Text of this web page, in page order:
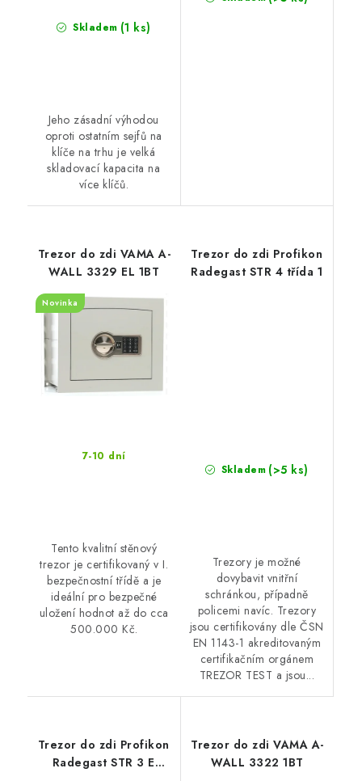
Skladem (1 ks)
Jeho zásadní výhodou
oproti ostatním sejfů na
klíče na trhu je velká
skladovací kapacita na
více klíčů.
Trezor do zdi VAMA A-
WALL 3329 EL 1BT
Novinka
7-10 dní
Tento kvalitní stěnový
trezor je certifikovaný v I.
bezpečnostní třídě a je
ideální pro bezpečné
uložení hodnot až do cca
500.000 Kč.
Trezor do zdi Profikon
Radegast STR 4 třída 1
Skladem (>5 ks)
Trezory je možné
dovybavit vnitřní
schránkou, případně
policemi navíc. Trezory
jsou certifikovány dle ČSN
EN 1143-1 akreditovaným
certifikačním orgánem
TREZOR TEST a jsou...
Trezor do zdi Profikon
Radegast STR 3 E
Trezor do zdi VAMA A-
WALL 3322 1BT